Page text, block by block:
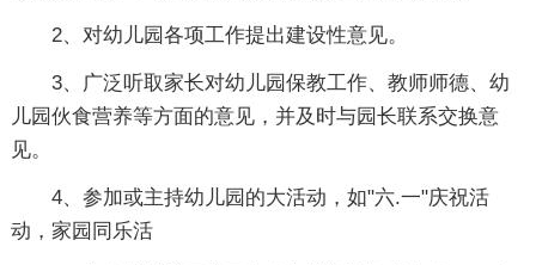
2、对幼儿园各项工作提出建设性意见。
3、广泛听取家长对幼儿园保教工作、教师师德、幼
儿园伙食营养等方面的意见，并及时与园长联系交换意
见。
4、参加或主持幼儿园的大活动，如"六.一"庆祝活
动，家园同乐活